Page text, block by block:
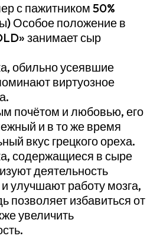
с пажитником 50%
Особое положение в
занимает сыр
обильно усеявшие
виртуозное
почётом и любовью, его
и в то же время
вкус грецкого ореха.
содержащиеся в сыре
деятельность
улучшают работу мозга,
позволяет избавиться от
увеличить